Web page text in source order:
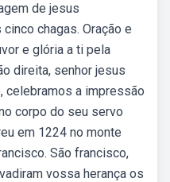
de jesus
chagas. Oração e
e glória a ti pela
direita, senhor jesus
celebramos a impressão
corpo do seu servo
em 1224 no monte
São francisco,
vossa herança os